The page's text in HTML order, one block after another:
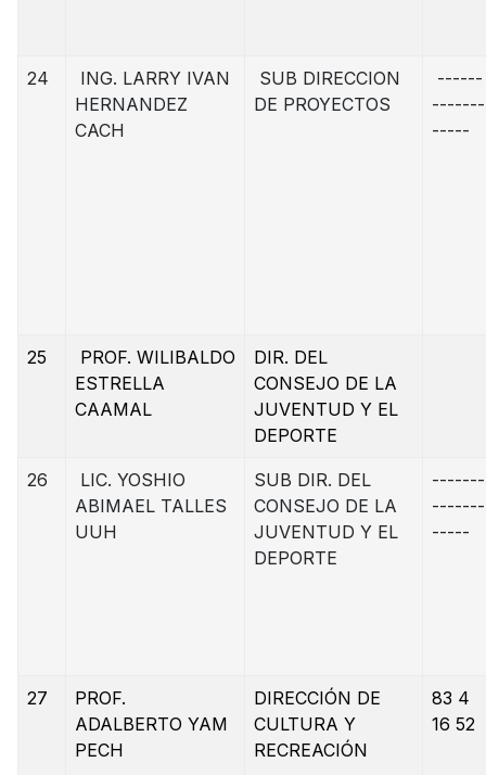
24
ING. LARRY IVAN
HERNANDEZ
CACH
SUB DIRECCION
DE PROYECTOS
------
-------
-----
25
PROF. WILIBALDO
ESTRELLA
CAAMAL
DIR. DEL
CONSEJO DE LA
JUVENTUD Y EL
DEPORTE
26
LIC. YOSHIO
ABIMAEL TALLES
UUH
SUB DIR. DEL
CONSEJO DE LA
JUVENTUD Y EL
DEPORTE
-------
-------
-----
27
PROF.
ADALBERTO YAM
PECH
DIRECCIÓN DE
CULTURA Y
RECREACIÓN
83 4
16 52